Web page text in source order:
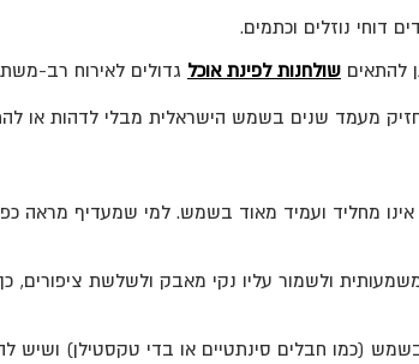
דוחי נוזלים וכתמים.
להתאים שולחנות לפינת אוכל גדולים לאירוח רב-
מעמד שנים בשמש הישראלית מבלי לדהות או
אינו מחליד ועמיד מאוד בשמש. למי שמעדיף מראה
ולשמור עליו נקי מאבק ולשלשת ציפורים,
(כמו חבלים סינתטיים או בדי טקסטילן) ושיש